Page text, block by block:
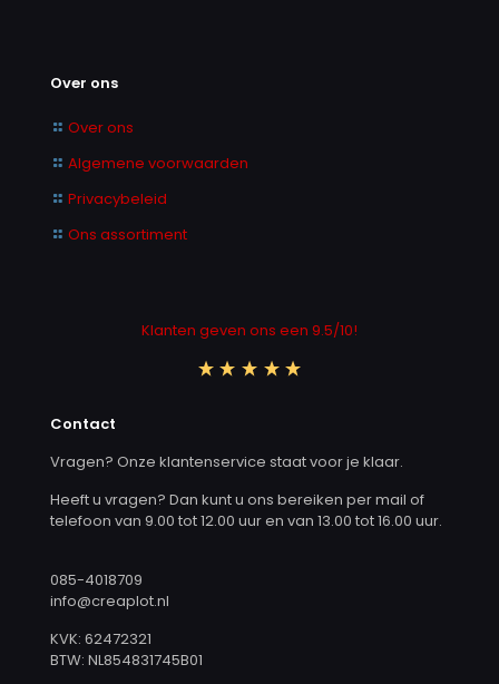
Over ons
Over ons
Algemene voorwaarden
Privacybeleid
Ons assortiment
Klanten geven ons een 9.5/10!
Contact
Vragen? Onze klantenservice staat voor je klaar.
Heeft u vragen? Dan kunt u ons bereiken per mail of
telefoon van 9.00 tot 12.00 uur en van 13.00 tot 16.00 uur.
085-4018709
info@creaplot.nl
KVK: 62472321
BTW: NL854831745B01